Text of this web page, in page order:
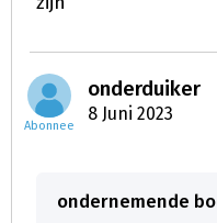
Abonnee
onderduiker
8 Juni 2023
ondernemende